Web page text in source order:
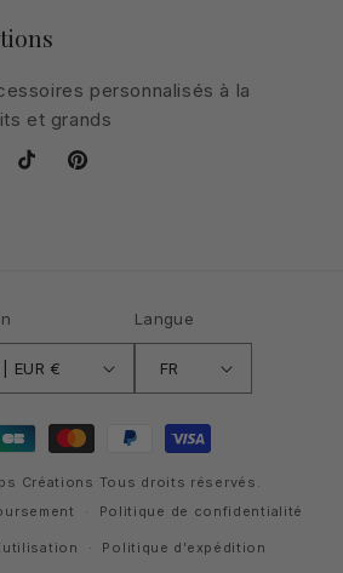
personnalisés à la
et grands
TikTokPinterest
France | EUR €
Langue
FR
Créations Tous droits réservés.
Politique de confidentialité
Politique d’expédition